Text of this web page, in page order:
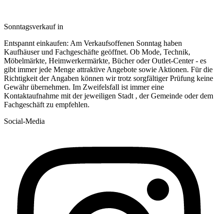
Sonntagsverkauf in
Entspannt einkaufen: Am Verkaufsoffenen Sonntag haben
Kaufhäuser und Fachgeschäfte geöffnet. Ob Mode, Technik,
Möbelmärkte, Heimwerkermärkte, Bücher oder Outlet-Center - es
gibt immer jede Menge attraktive Angebote sowie Aktionen. Für die
Richtigkeit der Angaben können wir trotz sorgfältiger Prüfung keine
Gewähr übernehmen. Im Zweifelsfall ist immer eine
Kontaktaufnahme mit der jeweiligen Stadt , der Gemeinde oder dem
Fachgeschäft zu empfehlen.
Social-Media